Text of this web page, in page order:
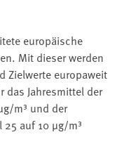
europäische
Mit dieser werden
Zielwerte europaweit
das Jahresmittel der
m³ und der
auf 10 µg/m³